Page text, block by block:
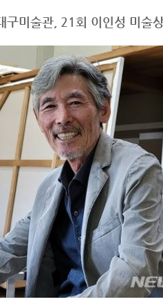
미술관, 21회 이인성 미술